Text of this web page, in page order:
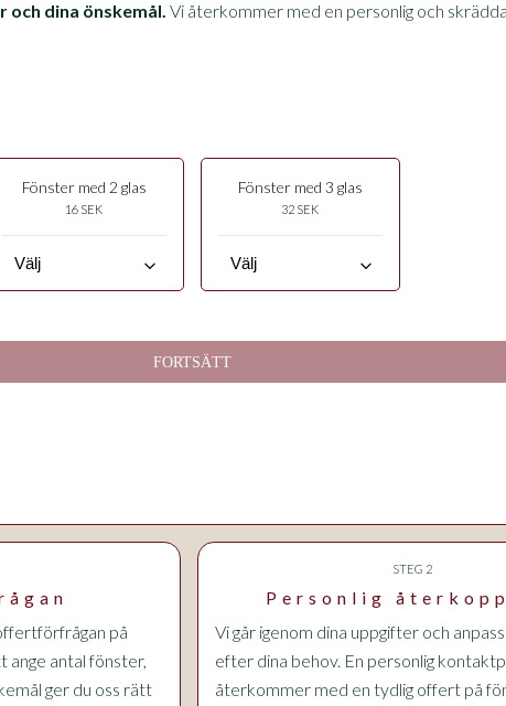
dina önskemål. Vi återkommer med en personlig och
Fönster med 2 glas
16 SEK
keyboard_arrow_down
Fönster med 3 glas
32 SEK
keyboard_arrow_down
FORTSÄTT
på
ange antal fönster,
ger du oss rätt
STEG 2
Personlig
Vi går igenom dina uppgifter och
efter dina behov. En personlig
återkommer med en tydlig offert på